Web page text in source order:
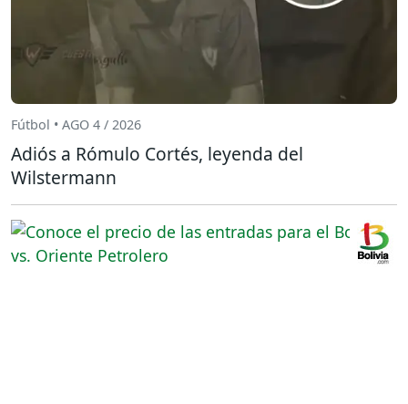
Fútbol • AGO 4 / 2026
Adiós a Rómulo Cortés, leyenda del
Wilstermann